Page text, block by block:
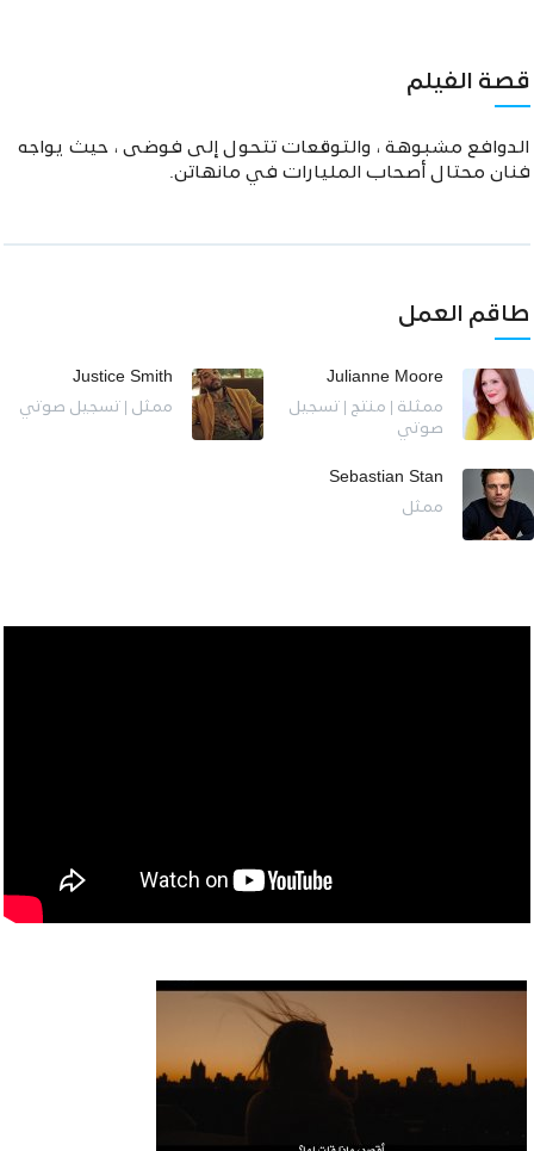
قصة الفيلم
الدوافع مشبوهة ، والتوقعات تتحول إلى فوضى ، حيث يواجه
فنان محتال أصحاب المليارات في مانهاتن.
طاقم العمل
Julianne Moore
ممثلة | منتج | تسجيل
صوتي
Justice Smith
ممثل | تسجيل صوتي
Sebastian Stan
ممثل